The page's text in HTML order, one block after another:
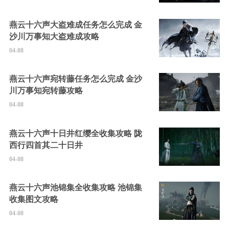
燕云十六声大盗难成任务怎么完成 金
沙川万事知大盗难成攻略
04-08
燕云十六声宛转藤任务怎么完成 金沙
川万事知宛转藤攻略
04-08
燕云十六声十日井红缨全收集攻略 陇
西行四首其二十日井
04-08
燕云十六声池锦集全收集攻略 池锦集
收集图文攻略
04-08